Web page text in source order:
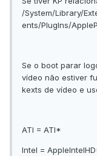
/System/Library/
ents/PlugIns/
Se o boot parar
vídeo não estiver
kexts de vídeo e
ATI = ATI*
Intel =